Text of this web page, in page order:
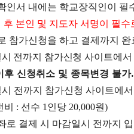
인서 내에는 학교장직인이 필
후 본인 및 지도자 서명이 필
참가신청을 하고 결제까지
전까지 참가신청 사이트에
후 신청취소 및 종목변경 불가.
전까지 참가신청 사이트에
비 : 선수 1 인당 20,000원)
로 결제 시 마감일시 전까지